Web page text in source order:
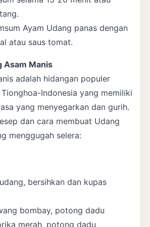
Ayam Udang panas dengan
atau saus tomat.
Asam Manis
adalah hidangan populer
Indonesia yang memiliki
yang menyegarkan dan gurih.
dan cara membuat Udang
menggugah selera:
bersihkan dan kupas
bombay, potong dadu
merah, potong dadu